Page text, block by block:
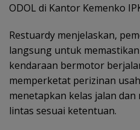
ODOL di Kantor Kemenko
Restuardy menjelaskan,
langsung untuk
kendaraan bermotor
memperketat perizinan
menetapkan kelas jalan
lintas sesuai ketentuan.